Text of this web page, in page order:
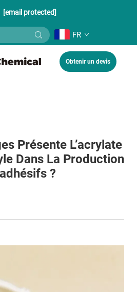
[email protected]
FR
Obtenir un devis
Présente L’acrylate
Dans La Production
?